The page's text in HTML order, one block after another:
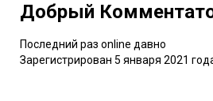
Добрый
Последний раз online давно
Зарегистрирован 5 января 2021